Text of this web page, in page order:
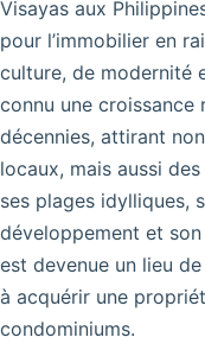
Visayas aux
pour l’immobilier en
culture, de modernité
connu une croissance
décennies, attirant
locaux, mais aussi
ses plages idylliques,
développement et
est devenue un lieu
à acquérir une
condominiums.